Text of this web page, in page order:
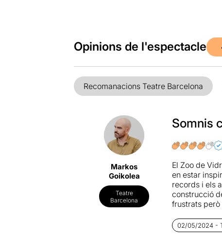
Opinions de l'espectacle
Recomanacions Teatre Barcelona
Markos
Goikolea
Teatre
Barcelona
Somnis
El Zoo de
en estar
records i els
construcció
frustrats però
L'autor va
02/05/2024 -